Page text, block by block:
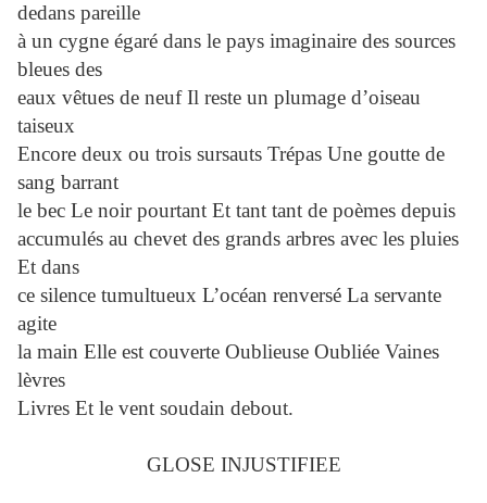
dedans pareille
à un cygne égaré dans le pays imaginaire des sources
bleues des
eaux vêtues de neuf Il reste un plumage d’oiseau
taiseux
Encore deux ou trois sursauts Trépas Une goutte de
sang barrant
le bec Le noir pourtant Et tant tant de poèmes depuis
accumulés au chevet des grands arbres avec les pluies
Et dans
ce silence tumultueux L’océan renversé La servante
agite
la main Elle est couverte Oublieuse Oubliée Vaines
lèvres
Livres Et le vent soudain debout.
GLOSE INJUSTIFIEE